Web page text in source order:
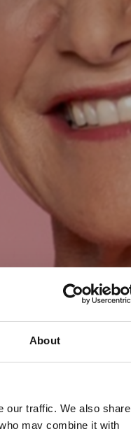
About
our traffic. We also share
may combine it with